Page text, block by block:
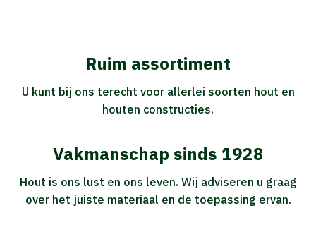
Ruim assortiment
U kunt bij ons terecht voor allerlei soorten hout en
houten constructies.
Vakmanschap sinds 1928
Hout is ons lust en ons leven. Wij adviseren u graag
over het juiste materiaal en de toepassing ervan.